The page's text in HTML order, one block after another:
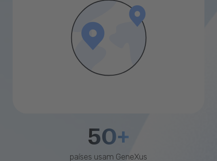
50+
países usam GeneXus